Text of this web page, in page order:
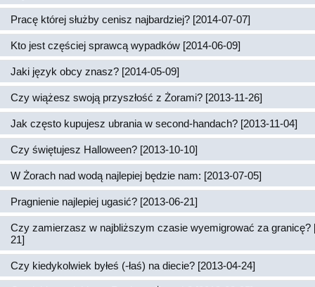
Pracę której służby cenisz najbardziej? [2014-07-07]
Kto jest częściej sprawcą wypadków [2014-06-09]
Jaki język obcy znasz? [2014-05-09]
Czy wiążesz swoją przyszłość z Żorami? [2013-11-26]
Jak często kupujesz ubrania w second-handach? [2013-11-04]
Czy świętujesz Halloween? [2013-10-10]
W Żorach nad wodą najlepiej będzie nam: [2013-07-05]
Pragnienie najlepiej ugasić? [2013-06-21]
Czy zamierzasz w najbliższym czasie wyemigrować za granicę?
21]
Czy kiedykolwiek byłeś (-łaś) na diecie? [2013-04-24]